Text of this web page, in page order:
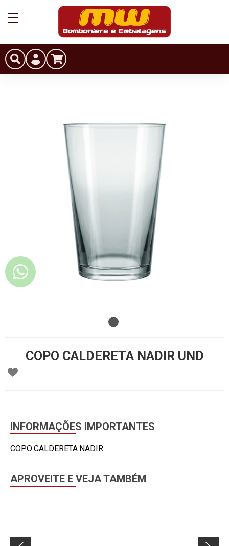
COPO CALDERETA NADIR UND
INFORMAÇÕES IMPORTANTES
COPO CALDERETA NADIR
APROVEITE E VEJA TAMBÉM